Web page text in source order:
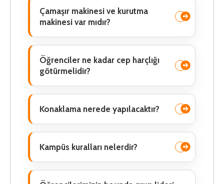
Çamaşır makinesi ve kurutma
makinesi var mıdır?
Öğrenciler ne kadar cep harçlığı
götürmelidir?
Konaklama nerede yapılacaktır?
Kampüs kuralları nelerdir?